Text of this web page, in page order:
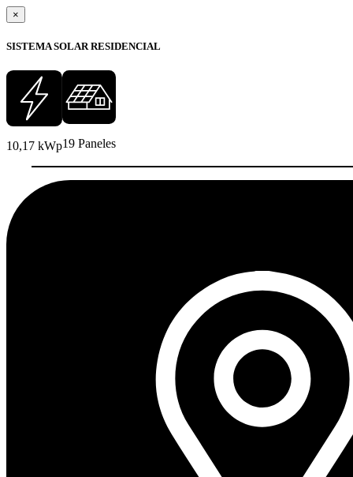
×
SISTEMA SOLAR RESIDENCIAL
10,17 kWp19 Paneles